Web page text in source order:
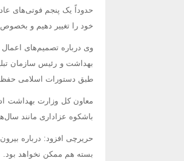
حدوداً یک پنجم فوتی‌های
خود را تغییر دهیم و
وی درباره تصمیم‌های
بهداشت و رئیس سازمان
طبق دستورات اسلامی حفظ
معاون کل وزارت بهداشت
باشکوه عزاداری مانند
حریرچی افزود: درباره
بسته هم ممکن نخواهد بود.